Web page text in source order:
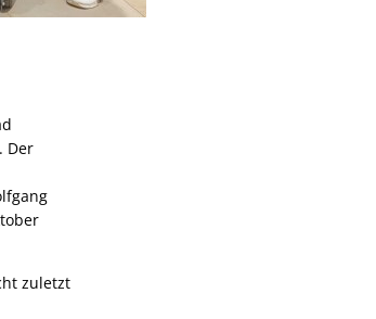
Der
zuletzt